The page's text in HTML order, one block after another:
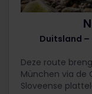
Duitsland –
Deze route
München via de
Sloveense